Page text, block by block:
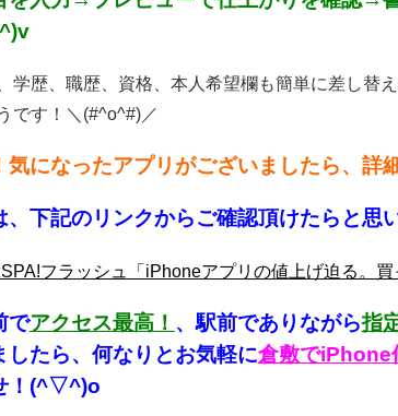
学歴、職歴、資格、本人希望欄も簡単に差し替
です！＼(#^o^#)／
気になったアプリがございましたら、
、下記のリンクからご確認頂けたらと思
フラッシュ「iPhoneアプリの値上げ迫る。
でアクセス最高！ 、駅前でありながら指
したら、何なりとお気軽に倉敷でiPhone
！(^▽^)o